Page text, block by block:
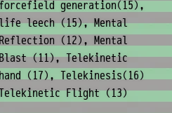
forcefield generation(15),
leech (15), Mental
Reflection (12), Mental
(11), Telekinetic
hand (17), Telekinesis(16)
Flight (13)